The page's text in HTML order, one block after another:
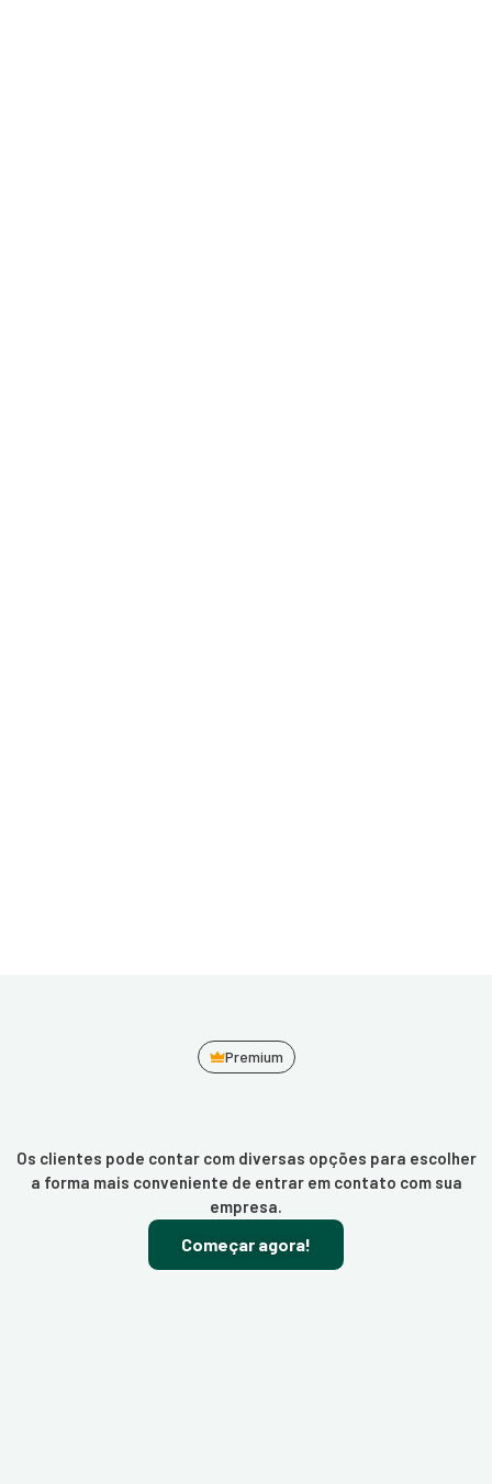
Premium
Os clientes pode contar com diversas opções para escolher
a forma mais conveniente de entrar em contato com sua
empresa.
Começar agora!